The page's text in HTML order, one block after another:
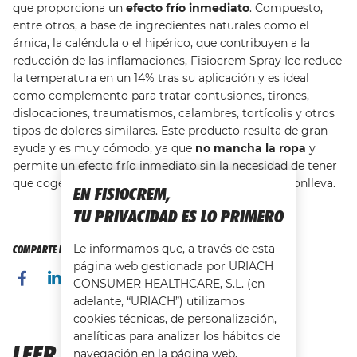
que proporciona un efecto frío inmediato. Compuesto,
entre otros, a base de ingredientes naturales como el
árnica, la caléndula o el hipérico, que contribuyen a la
reducción de las inflamaciones, Fisiocrem Spray Ice reduce
la temperatura en un 14% tras su aplicación y es ideal
como complemento para tratar contusiones, tirones,
dislocaciones, traumatismos, calambres, tortícolis y otros
tipos de dolores similares. Este producto resulta de gran
ayuda y es muy cómodo, ya que no mancha la ropa y
permite un efecto frío inmediato sin la necesidad de tener
que coger un hielo y todas las molestias que ello conlleva.
COMPARTE ESTA PÁGINA CON TUS AMIGOS
EN FISIOCREM,
TU PRIVACIDAD ES LO PRIMERO
Le informamos que, a través de esta
página web gestionada por URIACH
CONSUMER HEALTHCARE, S.L. (en
adelante, “URIACH”) utilizamos
cookies técnicas, de personalización,
analíticas para analizar los hábitos de
navegación en la página web,